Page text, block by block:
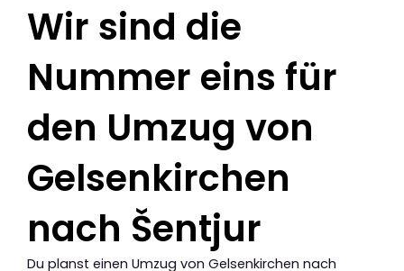
Wir sind die
Nummer eins für
den Umzug von
Gelsenkirchen
nach Šentjur
Du planst einen Umzug von Gelsenkirchen nach